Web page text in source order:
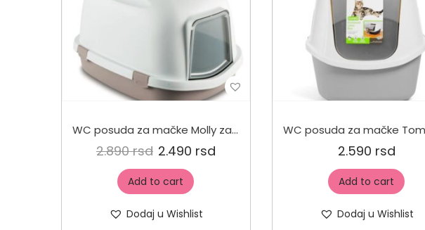
WC posuda za mačke Molly zatvoreni 40x30x20cm
2.890rsd 2.490 rsd
Add to cart
Dodaj u Wishlist
2.590 rsd
Add to cart
Dodaj u Wishlist